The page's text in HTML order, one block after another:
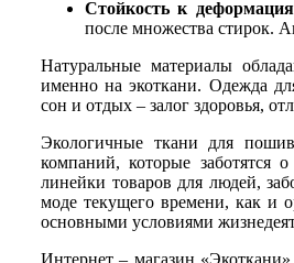
Стойкость к
после множества стирок.
Натуральные материалы
именно на экоткани. Одежда
сон и отдых – залог здоровья,
Экологичные ткани для
компаний, которые
линейки товаров для людей,
моде текущего времени, как и
основными условиями